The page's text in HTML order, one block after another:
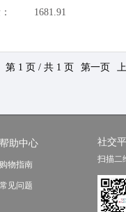
1681.91
第 1 页 / 共 1 页 第一页
帮助中心
购物指南
常见问题
社交
扫描二